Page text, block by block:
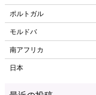
ポルトガル
モルドバ
南アフリカ
日本